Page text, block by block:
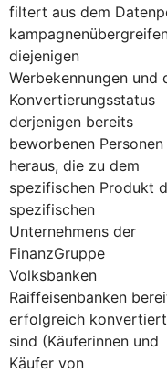
filtert aus dem
diejenigen
Werbekennungen und
Konvertierungsstatus
derjenigen bereits
beworbenen Personen
heraus, die zu dem
spezifischen Produkt
spezifischen
Unternehmens der
FinanzGruppe
Volksbanken
Raiffeisenbanken
erfolgreich konvertiert
sind (Käuferinnen und
Käufer von